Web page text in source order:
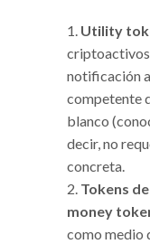
Utility
criptoactivos
notificación
competente
blanco
decir, no
concreta.
Tokens
money
como medio